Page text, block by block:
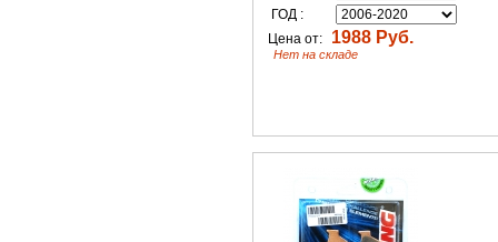
ГОД :
Цена от:
1988 Руб.
Нет на складе